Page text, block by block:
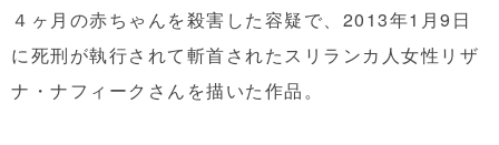
４ヶ月の赤ちゃんを殺害した容疑で、2013年1月9日
に死刑が執行されて斬首されたスリランカ人女性リザ
ナ・ナフィークさんを描いた作品。